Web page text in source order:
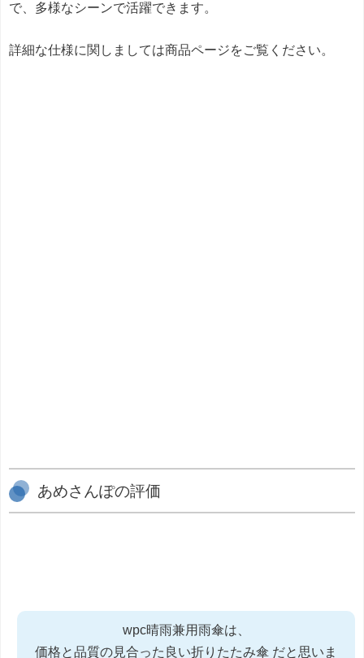
で、多様なシーンで活躍できます。
詳細な仕様に関しましては商品ページをご覧ください。
あめさんぽの評価
wpc晴雨兼用雨傘は、
価格と品質の見合った良い折りたたみ傘 だと思いま